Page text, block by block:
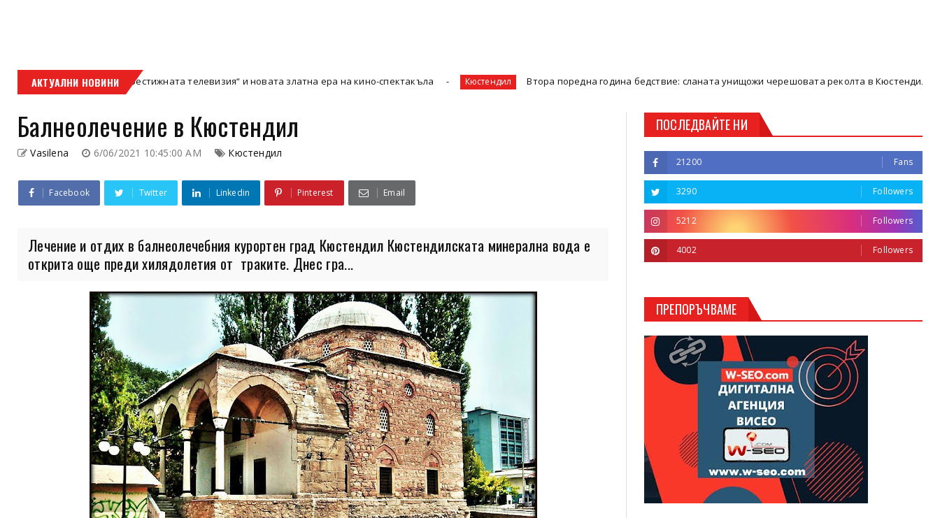
АКТУАЛНИ НОВИНИ
на „Престижната телевизия“ и новата златна ера на кино-спектакъла Кюстендил Втора поредна година бедствие: сланата унищожи черешовата реколта в Кюстендилско
Балнеолечение в Кюстендил
Vasilena 6/06/2021 10:45:00 AM Кюстендил
Facebook Twitter Linkedin Pinterest Email
Лечение и отдих в балнеолечебния курортен град Кюстендил Кюстендилската минерална вода е
открита още преди хилядолетия от траките. Днес гра...
ПОСЛЕДВАЙТЕ НИ
21200 Fans
3290 Followers
5212 Followers
4002 Followers
ПРЕПОРЪЧВАМЕ